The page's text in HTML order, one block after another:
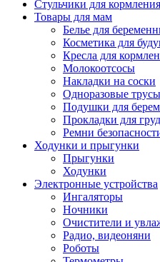
Стульчики для кормления
Товары для мам
Белье для
Косметика для
Кресла для
Молокоотсосы
Накладки на соски
Одноразовые трусы
Подушки для
Прокладки для
Ремни
Ходунки и прыгунки
Прыгунки
Ходунки
Электронные устройства
Ингаляторы
Ночники
Очистители и
Радио, видеоняни
Роботы